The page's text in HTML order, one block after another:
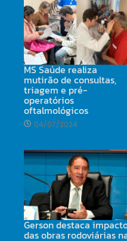
MS Saúde realiza
mutirão de consultas,
triagem e pré-
operatórios
oftalmológicos
04/07/2024
Gerson destaca
das obras rodoviárias